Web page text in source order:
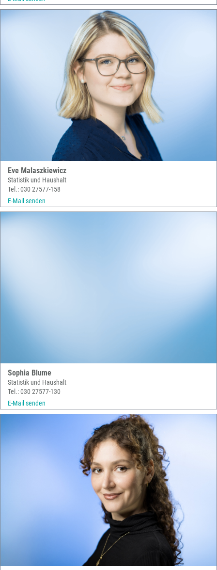
Eve Malaszkiewicz
Statistik und Haushalt
Tel.: 030 27577-158
E-Mail senden
Sophia Blume
Statistik und Haushalt
Tel.: 030 27577-130
E-Mail senden